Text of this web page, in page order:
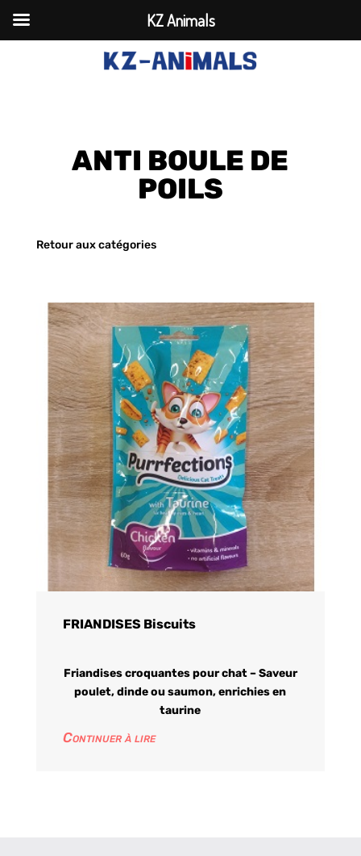
ANTI BOULE DE
POILS
Retour aux catégories
FRIANDISES Biscuits
Friandises croquantes pour chat – Saveur
poulet, dinde ou saumon, enrichies en
taurine
Continuer à lire
KZ Animals